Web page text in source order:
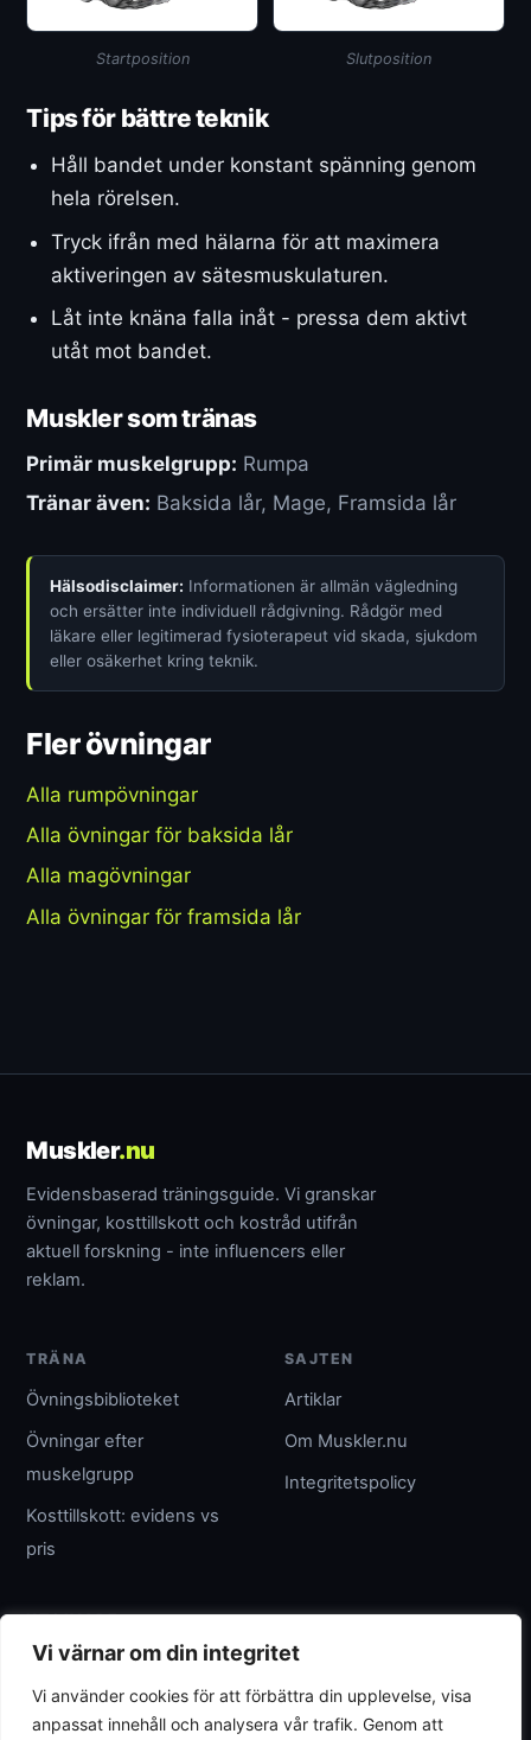
Vi värnar om din integritet
Vi använder cookies för att förbättra din upplevelse, visa
anpassat innehåll och analysera vår trafik. Genom att
Startposition Slutposition
Tips för bättre teknik
Håll bandet under konstant spänning genom
hela rörelsen.
Tryck ifrån med hälarna för att maximera
aktiveringen av sätesmuskulaturen.
Låt inte knäna falla inåt - pressa dem aktivt
utåt mot bandet.
Muskler som tränas
Primär muskelgrupp: Rumpa
Tränar även: Baksida lår, Mage, Framsida lår
Hälsodisclaimer: Informationen är allmän vägledning
och ersätter inte individuell rådgivning. Rådgör med
läkare eller legitimerad fysioterapeut vid skada, sjukdom
eller osäkerhet kring teknik.
Fler övningar
Alla rumpövningar
Alla övningar för baksida lår
Alla magövningar
Alla övningar för framsida lår
Muskler.nu
Evidensbaserad träningsguide. Vi granskar
övningar, kosttillskott och kostråd utifrån
aktuell forskning - inte influencers eller
reklam.
TRÄNA
Övningsbiblioteket
Övningar efter
muskelgrupp
Kosttillskott: evidens vs
pris
SAJTEN
Artiklar
Om Muskler.nu
Integritetspolicy
UTGIVARE
Umpteenth Media
Org.nr 559183-3313